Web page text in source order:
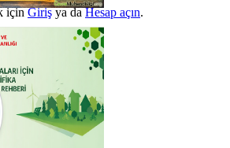
içinGirişya daHesap açın.